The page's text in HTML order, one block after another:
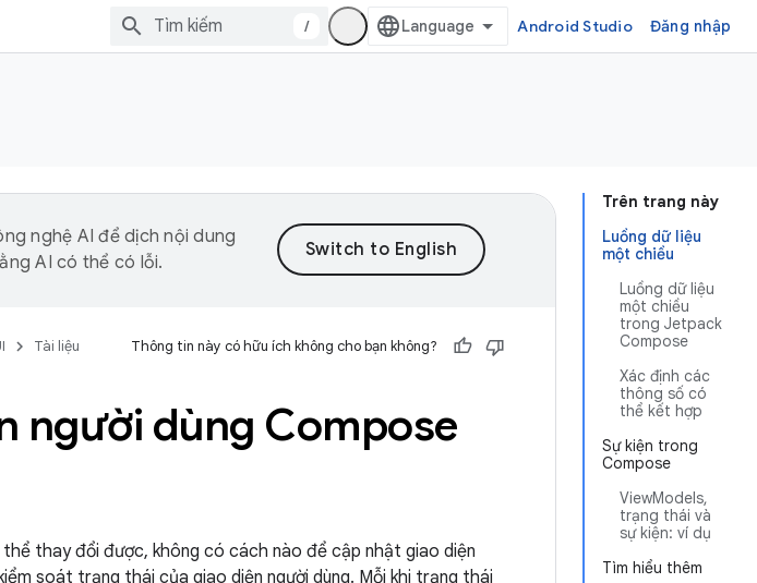
/ Android Studio Đăng nhập
Trên trang này
Luồng dữ liệu
một chiều
Luồng dữ liệu
một chiều
trong Jetpack
Compose
Xác định các
thông số có
thể kết hợp
Sự kiện trong
Compose
ViewModels,
trạng thái và
sự kiện: ví dụ
Tìm hiểu thêm
nghệ AI để dịch nội dung
AI có thể có lỗi.
Tài liệu Thông tin này có hữu ích không cho bạn không?
người dùng Compose
thay đổi được, không có cách nào để cập nhật giao diện
soát trạng thái của giao diện người dùng. Mỗi khi trạng thái